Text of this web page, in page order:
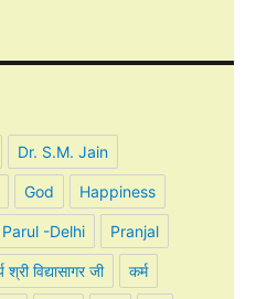
Dr. S.M. Jain
God Happiness
Parul -Delhi Pranjal
श्री विद्यासागर जी कर्म